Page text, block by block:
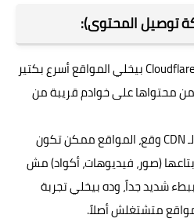
Cloudflare CDN بيخلي المواقع أسرع بكتير
محتواها على خوادم قريبة من
لو الـ CDN وقع، المواقع ممكن تكون
(صور، فيديوهات، أكواد) مش
شديد جداً، وده بيخلي تجربة
متشتغلش أصلاً.